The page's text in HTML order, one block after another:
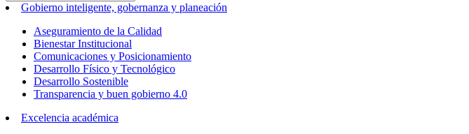
Gobierno inteligente, gobernanza y planeación
Aseguramiento de la Calidad
Bienestar Institucional
Comunicaciones y Posicionamiento
Desarrollo Físico y Tecnológico
Desarrollo Sostenible
Transparencia y buen gobierno 4.0
Excelencia académica